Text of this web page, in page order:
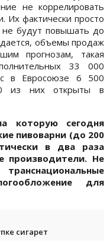
не коррелировать
Их фактически просто
будут повышать до
объемы продаж
прогнозам, такая
33 000
в Евросоюзе 6 500
из них открыты в
которую сегодня
пивоварни (до 200
в два раза
производители. Не
для
сигарет